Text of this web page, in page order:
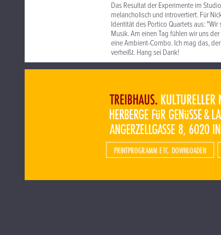
Das Resultat der Experimente im
melancholisch und introvertiert. Für
Identität des Portico Quartets aus:
Musik. Am einen Tag fühlen wir uns
eine Ambient-Combo. Ich mag das,
verheißt. Hang sei Dank!
PRINTPROGRAMM ETC. DOWNLOADEN